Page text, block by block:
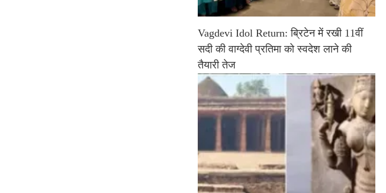
Vagdevi Idol Return: ब्रिटेन में रखी 11वीं
सदी की वाग्देवी प्रतिमा को स्वदेश लाने की
तैयारी तेज